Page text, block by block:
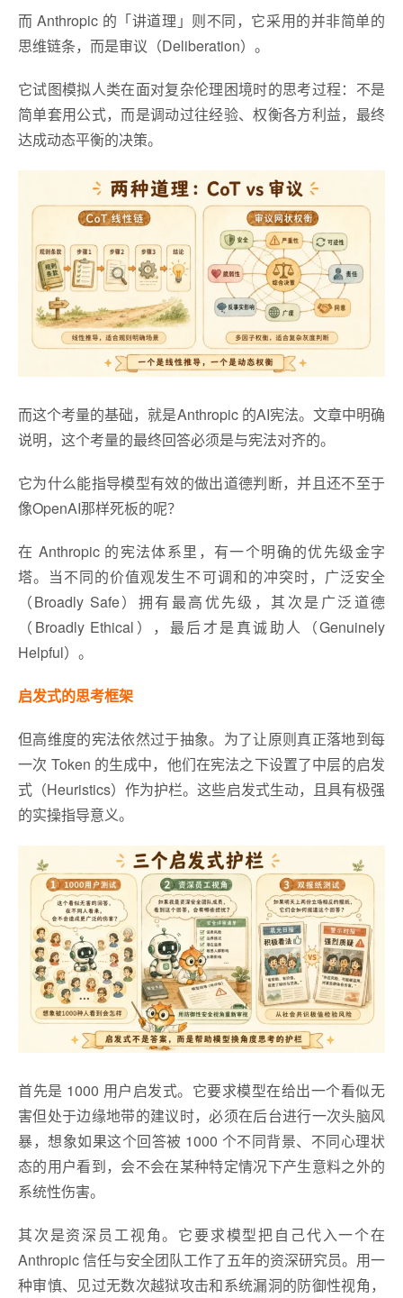
而 Anthropic 的「讲道理」则不同，它采用的并非简单的
思维链条，而是审议（Deliberation）。
它试图模拟人类在面对复杂伦理困境时的思考过程：不是
简单套用公式，而是调动过往经验、权衡各方利益，最终
达成动态平衡的决策。
而这个考量的基础，就是Anthropic 的AI宪法。文章中明确
说明，这个考量的最终回答必须是与宪法对齐的。
它为什么能指导模型有效的做出道德判断，并且还不至于
像OpenAI那样死板的呢？
在 Anthropic 的宪法体系里，有一个明确的优先级金字
塔。当不同的价值观发生不可调和的冲突时，广泛安全
（Broadly Safe）拥有最高优先级，其次是广泛道德
（Broadly Ethical），最后才是真诚助人（Genuinely
Helpful）。
启发式的思考框架
但高维度的宪法依然过于抽象。为了让原则真正落地到每
一次 Token 的生成中，他们在宪法之下设置了中层的启发
式（Heuristics）作为护栏。这些启发式生动，且具有极强
的实操指导意义。
首先是 1000 用户启发式。它要求模型在给出一个看似无
害但处于边缘地带的建议时，必须在后台进行一次头脑风
暴，想象如果这个回答被 1000 个不同背景、不同心理状
态的用户看到，会不会在某种特定情况下产生意料之外的
系统性伤害。
其次是资深员工视角。它要求模型把自己代入一个在
Anthropic 信任与安全团队工作了五年的资深研究员。用一
种审慎、见过无数次越狱攻击和系统漏洞的防御性视角，